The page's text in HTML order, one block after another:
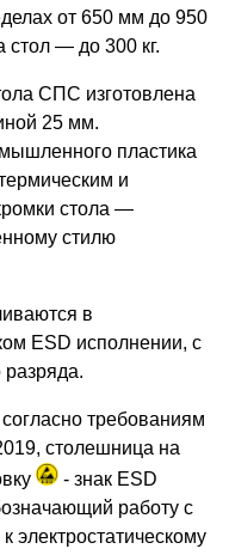
от 650 мм до 950
стол — до 300 кг.
СПC изготовлена
25 мм.
пластика
и
стола —
стилю
в
ESD исполнении, с
разряда.
требованиям
столешница на
- знак ESD
работу с
электростатическому